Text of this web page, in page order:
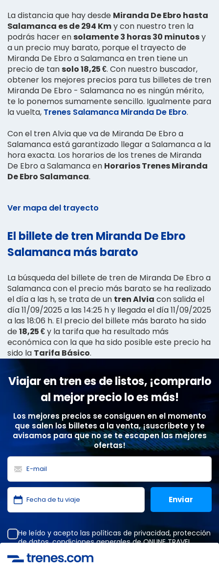
La distancia que hay desde Miranda De Ebro hasta
Salamanca es de 294 Kmy con nuestro tren la
podrás hacer ensolamente 3 horas 30 minutosy
a un precio muy barato, porque el trayecto de
Miranda De Ebro a Salamanca en tren tiene un
precio de tansolo 18,25 €. Con nuestro buscador,
obtener los mejores precios para tus billetes de tren
Miranda De Ebro - Salamanca no es ningún mérito,
te lo ponemos sumamente sencillo. Igualmente para
la vuelta, Trenes Salamanca Miranda De Ebro.
Con el tren Alvia que va de Miranda De Ebro a
Salamanca está garantizado llegar a Salamanca a la
hora exacta. Los horarios de los trenes de Miranda
De Ebro a Salamanca en Horarios Trenes Miranda
De Ebro Salamanca.
Ver mapa del trayecto
El billete de tren Miranda De Ebro
Salamanca más barato
La búsqueda del billete de tren de Miranda De Ebro a
Salamanca con el precio más barato se ha realizado
el día a las h, se trata de un tren Alvia con salida el
día 11/09/2025 a las 14:25 h y llegada el día 11/09/2025
a las 18:06 h. El precio del billete más barato ha sido
de18,25 €y la tarifa que ha resultado más
económica con la que ha sido posible este precio ha
sido la Tarifa Básico.
Viajar en tren es de listos, ¡comprarlo
al mejor precio lo es más!
Los mejores precios se consiguen en el momento
que salen los billetes a la venta, ¡suscríbete y te
avisamos para que no se te escapen las mejores
ofertas!
He leído y acepto las políticas de privacidad, protección
de datos,condiciones generalesde ONLINE TRAVEL